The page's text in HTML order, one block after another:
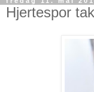
Hjertespor